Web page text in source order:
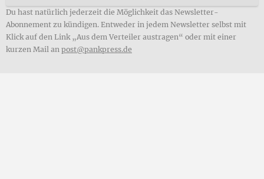
Du hast natürlich jederzeit die Möglichkeit das Newsletter-
Abonnement zu kündigen. Entweder in jedem Newsletter selbst mit
Klick auf den Link „Aus dem Verteiler austragen“ oder mit einer
kurzen Mail an post@pankpress.de